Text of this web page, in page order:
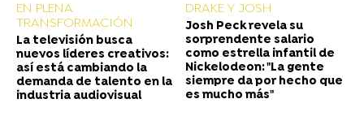
EN PLENA
TRANSFORMACIÓN
La televisión busca
nuevos líderes creativos:
así está cambiando la
demanda de talento en la
industria audiovisual
DRAKE Y JOSH
Josh Peck revela su
sorprendente salario
como estrella infantil de
Nickelodeon: "La gente
siempre da por hecho que
es mucho más"